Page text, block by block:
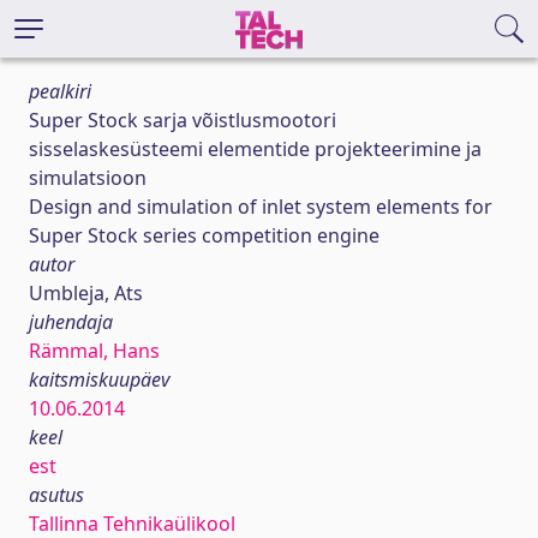
pealkiri
Super Stock sarja võistlusmootori
sisselaskesüsteemi elementide projekteerimine ja
simulatsioon
Design and simulation of inlet system elements for
Super Stock series competition engine
autor
Umbleja, Ats
juhendaja
Rämmal, Hans
kaitsmiskuupäev
10.06.2014
keel
est
asutus
Tallinna Tehnikaülikool